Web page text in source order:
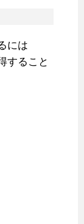
には
すること